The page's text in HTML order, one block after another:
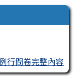
行問卷完整內容